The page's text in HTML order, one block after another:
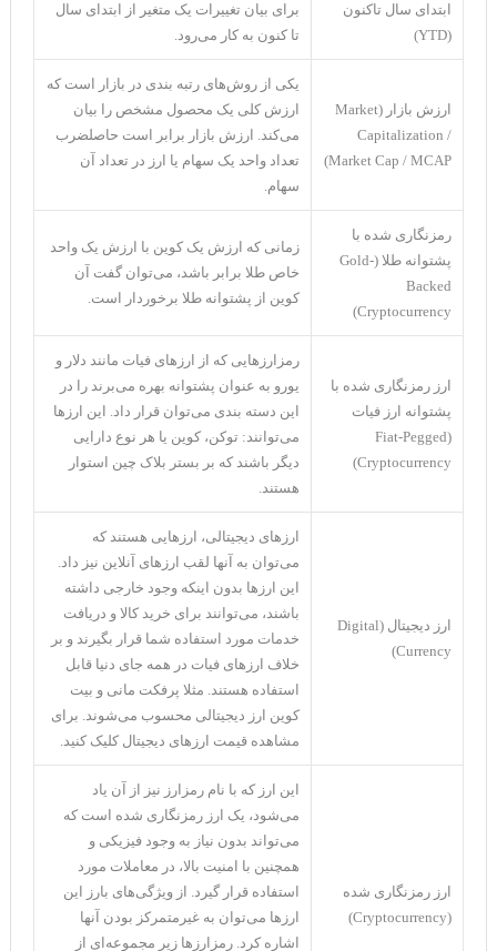
ابتدای سال تاکنون
(YTD)
برای بیان تغییرات یک متغیر از ابتدای سال
تا کنون به کار می‌رود.
ارزش بازار (Market
Capitalization /
Market Cap / MCAP)
یکی از روش‌های رتبه بندی در بازار است که
ارزش کلی یک محصول مشخص را بیان
می‌کند. ارزش بازار برابر است حاصلضرب
تعداد واحد یک سهام یا ارز در تعداد آن
سهام.
رمزنگاری شده با
پشتوانه طلا (Gold-
Backed
Cryptocurrency)
زمانی که ارزش یک کوین با ارزش یک واحد
خاص طلا برابر باشد، می‌توان گفت آن
کوین از پشتوانه طلا برخوردار است.
ارز رمزنگاری شده با
پشتوانه ارز فیات
(Fiat-Pegged
Cryptocurrency)
رمزارزهایی که از ارزهای فیات مانند دلار و
یورو به عنوان پشتوانه بهره می‌برند را در
این دسته بندی می‌توان قرار داد. این ارزها
می‌توانند: توکن، کوین یا هر نوع دارایی
دیگر باشند که بر بستر بلاک چین استوار
هستند.
ارز دیجیتال (Digital
Currency)
ارزهای دیجیتالی، ارزهایی هستند که
می‌توان به آنها لقب ارزهای آنلاین نیز داد.
این ارز‌ها بدون اینکه وجود خارجی داشته
باشند، می‌توانند برای خرید کالا و دریافت
خدمات مورد استفاده شما قرار بگیرند و بر
خلاف ارزهای فیات در همه جای دنیا قابل
استفاده هستند. مثلا پرفکت مانی و بیت
کوین ارز دیجیتالی محسوب می‌شوند. برای
مشاهده قیمت ارزهای دیجیتال کلیک کنید.
ارز رمزنگاری شده
(Cryptocurrency)
این ارز که با نام رمزارز نیز از آن یاد
می‌شود، یک ارز رمزنگاری شده است که
می‌تواند بدون نیاز به وجود فیزیکی و
همچنین با امنیت بالا، در معاملات مورد
استفاده قرار گیرد. از ویژگی‌‌های بارز این
ارز‌ها می‌توان به غیرمتمرکز بودن آنها
اشاره کرد. رمزارز‌ها زیر مجموعه‌ای از